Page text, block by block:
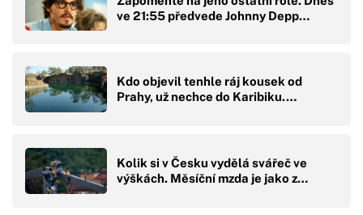
ve 21:55 předvede Johnny Depp…
Kdo objevil tenhle ráj kousek od
Prahy, už nechce do Karibiku.…
Kolik si v Česku vydělá svářeč ve
výškách. Měsíční mzda je jako z…